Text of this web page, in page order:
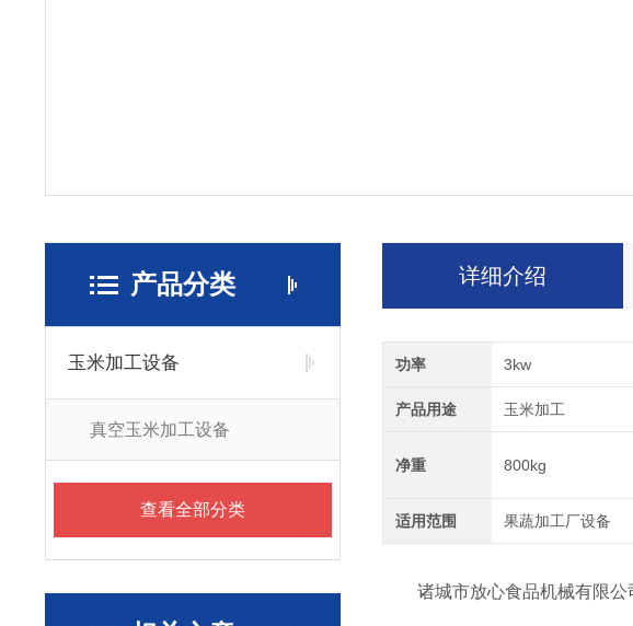
产品分类
玉米加工设备
真空玉米加工设备
查看全部分类
详细介绍
功率 3kw
产品用途 玉米加工
净重 800kg
适用范围 果蔬加工厂设备
诸城市放心食品机械有限公